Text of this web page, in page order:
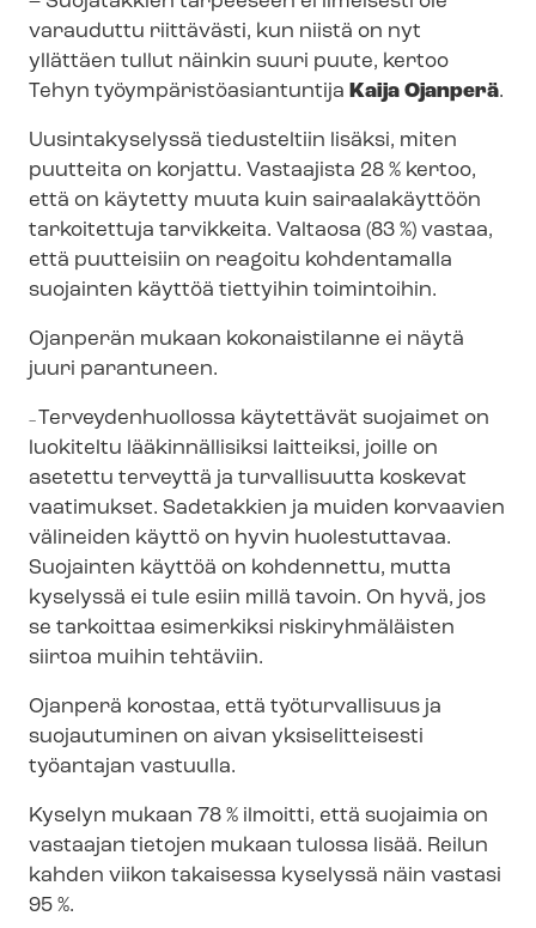
varauduttu riittävästi, kun niistä on nyt
yllättäen tullut näinkin suuri puute, kertoo
Tehyn työym­pä­ris­tö­asian­tun­ti­ja Kaija Ojanperä.
Uusintakyselyssä tiedusteltiin lisäksi, miten
puutteita on korjattu. Vastaajista 28 % kertoo,
että on käytetty muuta kuin sairaalakäyttöön
tarkoitettuja tarvikkeita. Valtaosa (83 %) vastaa,
että puutteisiin on reagoitu kohdentamalla
suojainten käyttöä tiettyihin toimintoihin.
Ojanperän mukaan kokonaistilanne ei näytä
juuri parantuneen.
–Ter­vey­den­huol­los­sa käytettävät suojaimet on
luokiteltu lääkinnällisiksi laitteiksi, joille on
asetettu terveyttä ja turvallisuutta koskevat
vaatimukset. Sadetakkien ja muiden korvaavien
välineiden käyttö on hyvin huolestuttavaa.
Suojainten käyttöä on kohdennettu, mutta
kyselyssä ei tule esiin millä tavoin. On hyvä, jos
se tarkoittaa esimerkiksi riskiryhmäläisten
siirtoa muihin tehtäviin.
Ojanperä korostaa, että työturvallisuus ja
suojautuminen on aivan yksiselitteisesti
työantajan vastuulla.
Kyselyn mukaan 78 % ilmoitti, että suojaimia on
vastaajan tietojen mukaan tulossa lisää. Reilun
kahden viikon takaisessa kyselyssä näin vastasi
95 %.